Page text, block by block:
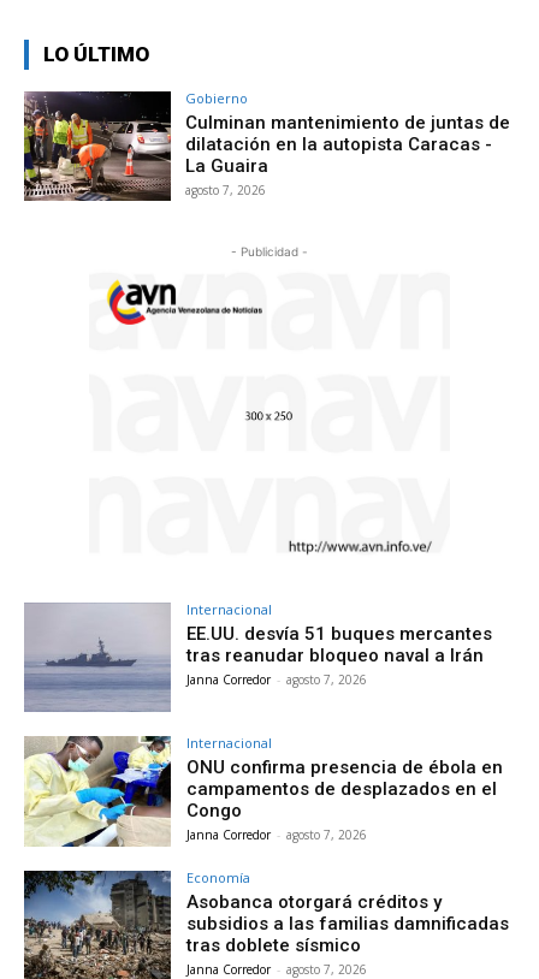
LO ÚLTIMO
Gobierno
Culminan mantenimiento de juntas de
dilatación en la autopista Caracas -
La Guaira
agosto 7, 2026
- Publicidad -
Internacional
EE.UU. desvía 51 buques mercantes
tras reanudar bloqueo naval a Irán
Janna Corredor - agosto 7, 2026
Internacional
ONU confirma presencia de ébola en
campamentos de desplazados en el
Congo
Janna Corredor - agosto 7, 2026
Economía
Asobanca otorgará créditos y
subsidios a las familias damnificadas
tras doblete sísmico
Janna Corredor - agosto 7, 2026